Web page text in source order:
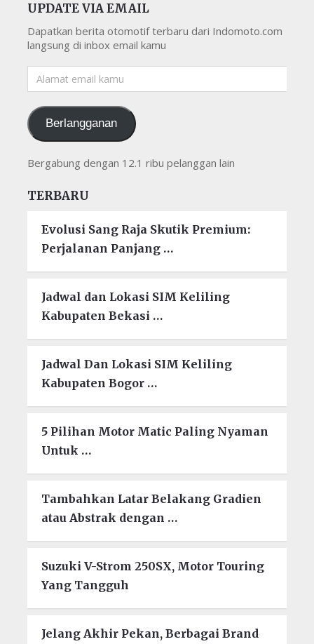
UPDATE VIA EMAIL
Dapatkan berita otomotif terbaru dari Indomoto.com
langsung di inbox email kamu
Alamat
email
Berlangganan
Bergabung dengan 12.1 ribu pelanggan lain
TERBARU
Evolusi Sang Raja Skutik Premium:
Perjalanan Panjang …
Jadwal dan Lokasi SIM Keliling
Kabupaten Bekasi …
Jadwal Dan Lokasi SIM Keliling
Kabupaten Bogor …
5 Pilihan Motor Matic Paling Nyaman
Untuk …
Tambahkan Latar Belakang Gradien
atau Abstrak dengan …
Suzuki V-Strom 250SX, Motor Touring
Yang Tangguh
Jelang Akhir Pekan, Berbagai Brand